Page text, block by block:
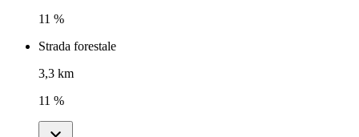
11 %
Strada forestale
3,3 km
11 %